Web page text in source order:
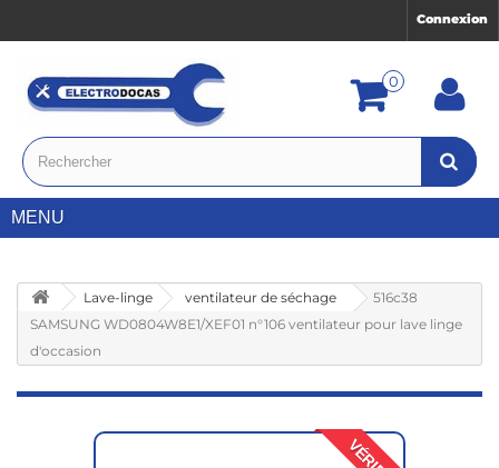
Connexion
0
MENU
Lave-linge ventilateur de séchage
516c38
SAMSUNG WD0804W8E1/XEF01 n°106 ventilateur pour lave linge
d'occasion